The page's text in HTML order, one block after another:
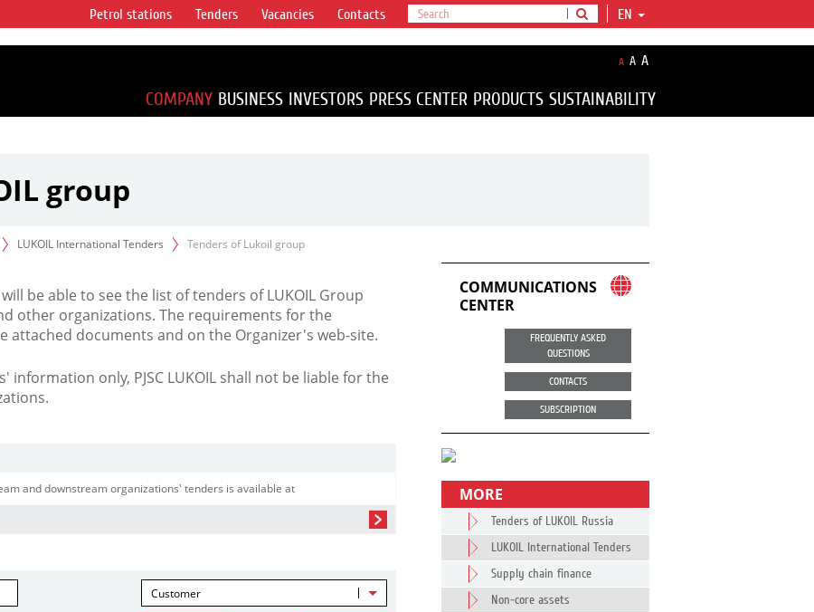
vertical
for
1% of proved
EN
Petrol stations Tenders Vacancies Contacts
A A A
COMPANY BUSINESS INVESTORS PRESS CENTER PRODUCTS SUSTAINABILITY
group
LUKOIL International Tenders Tenders of Lukoil group
be able to see the list of tenders of LUKOIL Group
other organizations. The requirements for the
attached documents and on the Organizer's web-site.
only, PJSC LUKOIL shall not be liable for the
and downstream organizations' tenders is available at
Customer
COMMUNICATIONS
CENTER
FREQUENTLY ASKED
QUESTIONS
CONTACTS
SUBSCRIPTION
MORE
Tenders of LUKOIL Russia
LUKOIL International Tenders
Supply chain finance
Non-core assets